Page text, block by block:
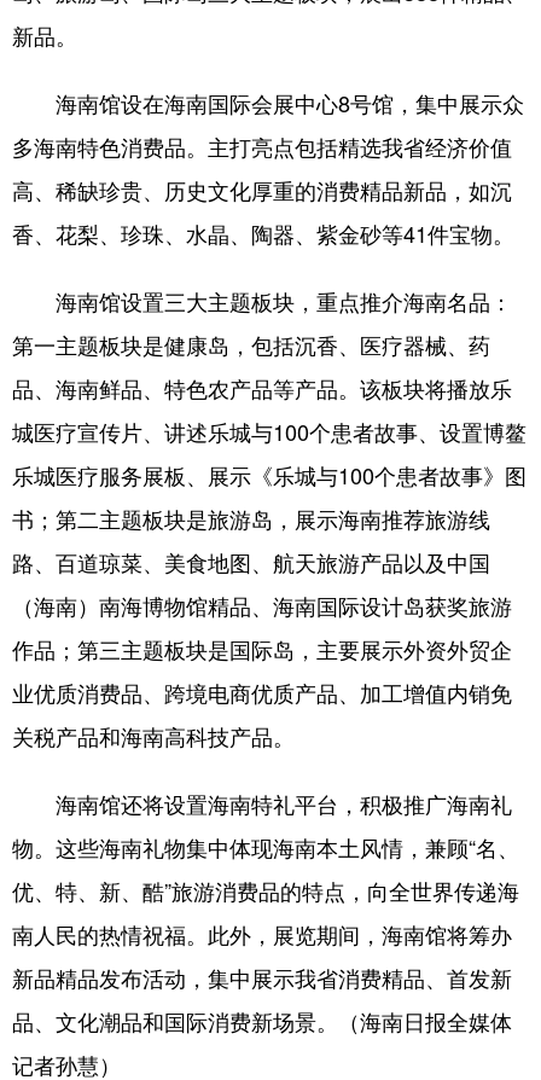
新品。
海南馆设在海南国际会展中心8号馆，集中展示众
多海南特色消费品。主打亮点包括精选我省经济价值
高、稀缺珍贵、历史文化厚重的消费精品新品，如沉
香、花梨、珍珠、水晶、陶器、紫金砂等41件宝物。
海南馆设置三大主题板块，重点推介海南名品：
第一主题板块是健康岛，包括沉香、医疗器械、药
品、海南鲜品、特色农产品等产品。该板块将播放乐
城医疗宣传片、讲述乐城与100个患者故事、设置博鳌
乐城医疗服务展板、展示《乐城与100个患者故事》图
书；第二主题板块是旅游岛，展示海南推荐旅游线
路、百道琼菜、美食地图、航天旅游产品以及中国
（海南）南海博物馆精品、海南国际设计岛获奖旅游
作品；第三主题板块是国际岛，主要展示外资外贸企
业优质消费品、跨境电商优质产品、加工增值内销免
关税产品和海南高科技产品。
海南馆还将设置海南特礼平台，积极推广海南礼
物。这些海南礼物集中体现海南本土风情，兼顾“名、
优、特、新、酷”旅游消费品的特点，向全世界传递海
南人民的热情祝福。此外，展览期间，海南馆将筹办
新品精品发布活动，集中展示我省消费精品、首发新
品、文化潮品和国际消费新场景。（海南日报全媒体
记者孙慧）